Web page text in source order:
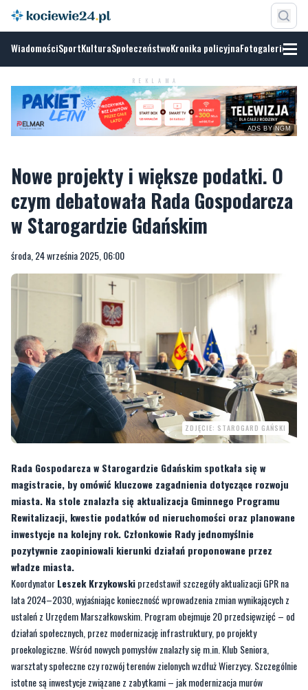
WiadomościSportKulturaSpołeczeństwoKronika policyjnaFotogalerie
REKLAMA
ADS BY NGM
Nowe projekty i większe podatki. O
czym debatowała Rada Gospodarcza
w Starogardzie Gdańskim
środa, 24 września 2025, 06:00
ZDJĘCIE: STAROGARD GAŃSKI
Rada Gospodarcza w Starogardzie Gdańskim spotkała się w
magistracie, by omówić kluczowe zagadnienia dotyczące rozwoju
miasta. Na stole znalazła się aktualizacja Gminnego Programu
Rewitalizacji, kwestie podatków od nieruchomości oraz planowane
inwestycje na kolejny rok. Członkowie Rady jednomyślnie
pozytywnie zaopiniowali kierunki działań proponowane przez
władze miasta.
KoordynatorLeszek Krzykowskiprzedstawił szczegóły aktualizacji GPR na
lata 2024–2030, wyjaśniając konieczność wprowadzenia zmian wynikających z
ustaleń z Urzędem Marszałkowskim. Program obejmuje 20 przedsięwzięć – od
działań społecznych, przez modernizację infrastruktury, po projekty
proekologiczne. Wśród nowych pomysłów znalazły się m.in. Klub Seniora,
warsztaty społeczne czy rozwój terenów zielonych wzdłuż Wierzycy. Szczególnie
istotne są inwestycje związane z zabytkami – jak modernizacja murów